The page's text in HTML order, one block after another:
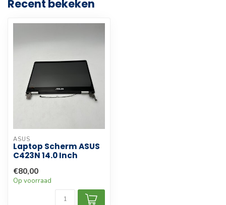
Recent bekeken
ASUS
Laptop Scherm ASUS
C423N 14.0 Inch
€80,00
Op voorraad